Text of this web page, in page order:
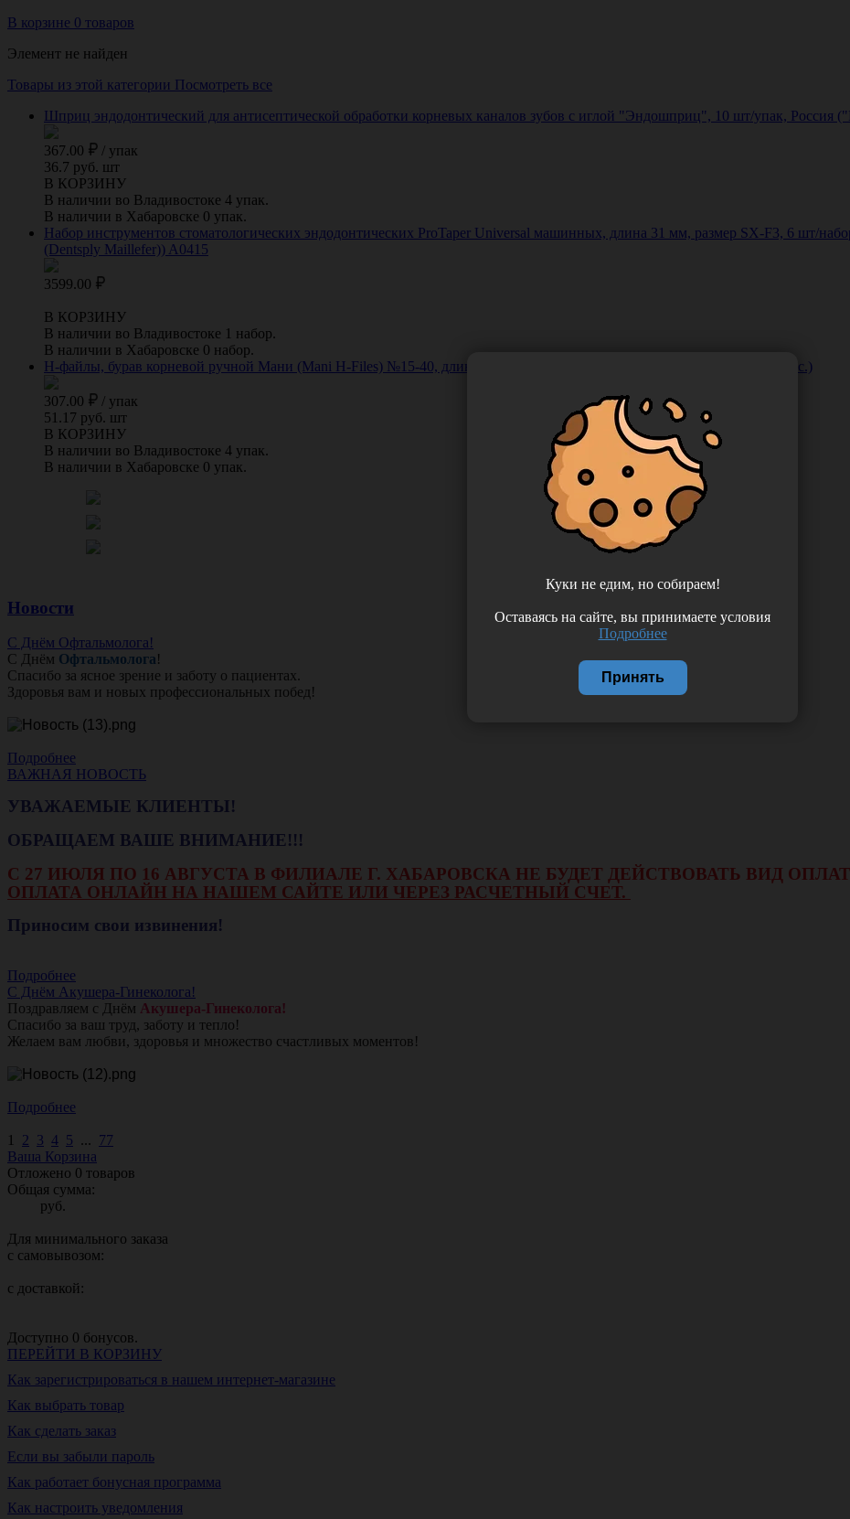
В корзине 0 товаров
Элемент не найден
Товары из этой категории Посмотреть все
Шприц эндодонтический для антисептической обработки корневых каналов зубов с иглой "Эндошприц", 10 шт/упак,
367.00 / упак
36.7 руб. шт
В КОРЗИНУ
В наличии во Владивостоке 4 упак.
В наличии в Хабаровске 0 упак.
Набор инструментов стоматологических эндодонтических ProTaper Universal машинных, длина 31 мм, размер SX-F3, 6 шт/
(Dentsply Maillefer)) A0415
3599.00
В КОРЗИНУ
В наличии во Владивостоке 1 набор.
В наличии в Хабаровске 0 набор.
Н-файлы, бурав корневой ручной Мани (Mani H-Files) №15-40, длина 25 мм, ISO-15-40, 6 шт/упаковка, Япония (Mani, Inc.)
307.00 / упак
51.17 руб. шт
В КОРЗИНУ
В наличии во Владивостоке 4 упак.
В наличии в Хабаровске 0 упак.
Новости
С Днём Офтальмолога!
С Днём Офтальмолога!
Спасибо за ясное зрение и заботу о пациентах.
Здоровья вам и новых профессиональных побед!
Подробнее
ВАЖНАЯ НОВОСТЬ
УВАЖАЕМЫЕ КЛИЕНТЫ!
ОБРАЩАЕМ ВАШЕ ВНИМАНИЕ!!!
С 27 ИЮЛЯ ПО 16 АВГУСТА В ФИЛИАЛЕ Г. ХАБАРОВСКА НЕ БУДЕТ ДЕЙСТВОВАТЬ ВИД
ОПЛАТА ОНЛАЙН НА НАШЕМ САЙТЕ ИЛИ ЧЕРЕЗ РАСЧЕТНЫЙ СЧЕТ.
Приносим свои извинения!
Подробнее
С Днём Акушера-Гинеколога!
Поздравляем с Днём Акушера-Гинеколога!
Спасибо за ваш труд, заботу и тепло!
Желаем вам любви, здоровья и множество счастливых моментов!
Подробнее
1 2 3 4 5 ... 77
Ваша Корзина
Отложено 0 товаров
Общая сумма:
руб.
Для минимального заказа
с самовывозом:
с доставкой:
Доступно 0 бонусов.
ПЕРЕЙТИ В КОРЗИНУ
Как зарегистрироваться в нашем интернет-магазине
Как выбрать товар
Как сделать заказ
Если вы забыли пароль
Как работает бонусная программа
Как настроить уведомления
Куки не едим, но собираем!
Оставаясь на сайте, вы принимаете условия
Подробнее
Принять